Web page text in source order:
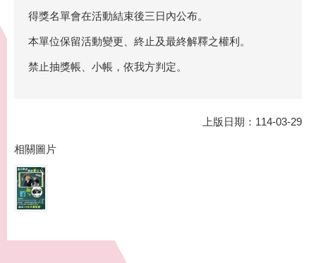
得獎名單會在活動結束後三日內公布。
本單位保留活動變更、終止及最終解釋之權利。
禁止抽獎帳、小帳，依我方判定。
上版日期：114-03-29
相關圖片